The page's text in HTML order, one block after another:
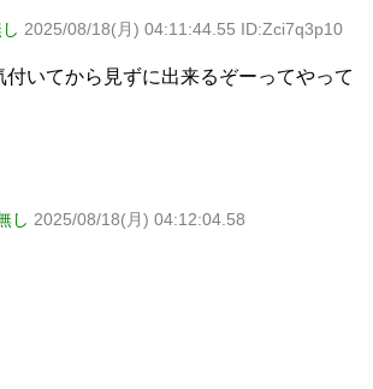
2025/08/18(月) 04:11:44.55 ID:Zci7q3p10
いてから見ずに出来るぞーってやって
し 2025/08/18(月) 04:12:04.58